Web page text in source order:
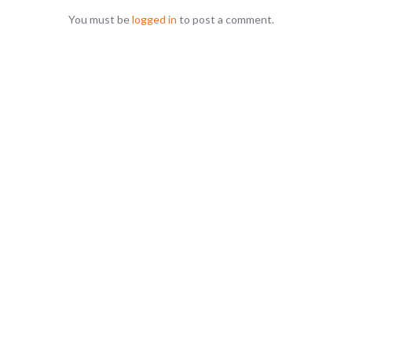
You must belogged in to post a comment.